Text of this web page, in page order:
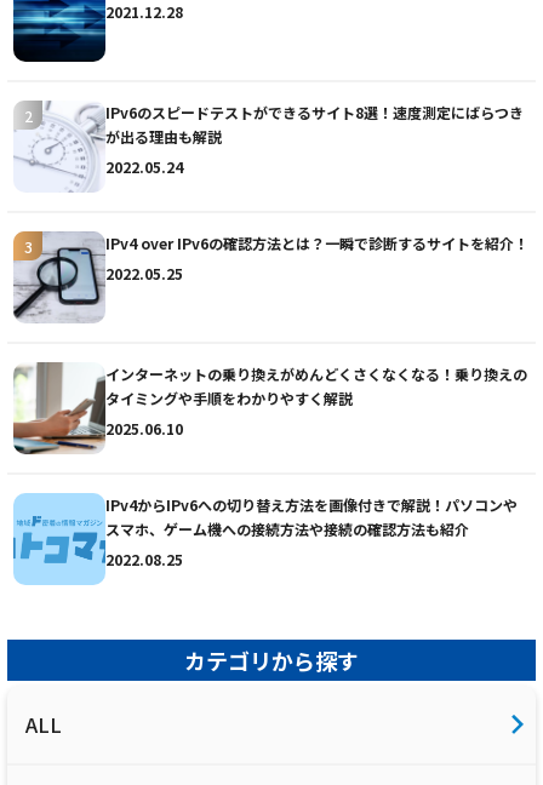
2021.12.28
IPv6のスピードテストができるサイト8選！速度測定にばらつき
が出る理由も解説
2022.05.24
IPv4 over IPv6の確認方法とは？一瞬で診断するサイトを紹介！
2022.05.25
インターネットの乗り換えがめんどくさくなくなる！乗り換えの
タイミングや手順をわかりやすく解説
2025.06.10
IPv4からIPv6への切り替え方法を画像付きで解説！パソコンや
スマホ、ゲーム機への接続方法や接続の確認方法も紹介
2022.08.25
カテゴリから探す
ALL